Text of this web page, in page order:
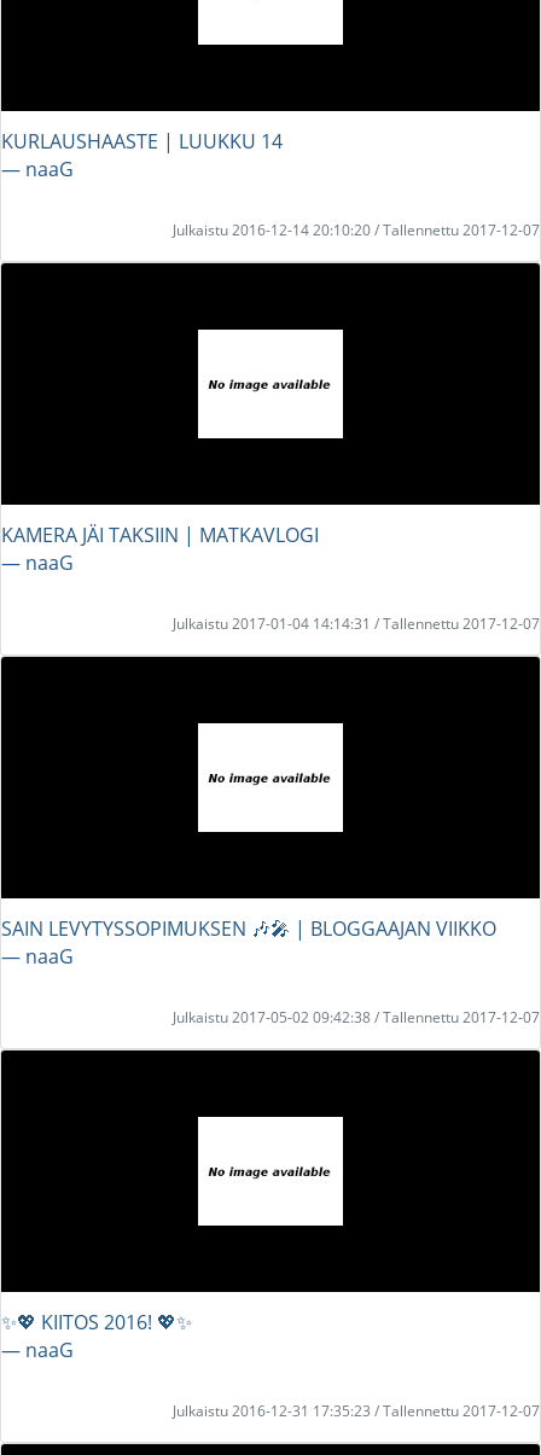
KURLAUSHAASTE | LUUKKU 14
― naaG
Julkaistu 2016-12-14 20:10:20 / Tallennettu 2017-12-07
KAMERA JÄI TAKSIIN | MATKAVLOGI
― naaG
Julkaistu 2017-01-04 14:14:31 / Tallennettu 2017-12-07
SAIN LEVYTYSSOPIMUKSEN 🎶🎤 | BLOGGAAJAN VIIKKO
― naaG
Julkaistu 2017-05-02 09:42:38 / Tallennettu 2017-12-07
✨💖 KIITOS 2016! 💖✨
― naaG
Julkaistu 2016-12-31 17:35:23 / Tallennettu 2017-12-07